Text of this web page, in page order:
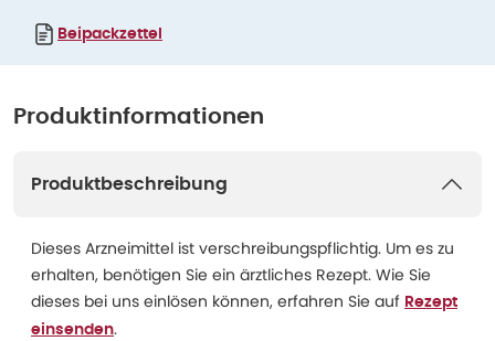
Beipackzettel
Produktinformationen
Produktbeschreibung
Dieses Arzneimittel ist verschreibungspflichtig. Um es zu
erhalten, benötigen Sie ein ärztliches Rezept. Wie Sie
dieses bei uns einlösen können, erfahren Sie auf Rezept
einsenden.